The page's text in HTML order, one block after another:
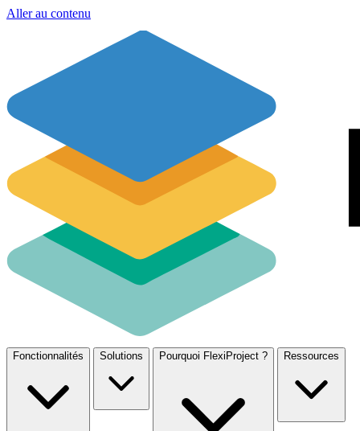
Aller au contenu
Fonctionnalités Solutions Pourquoi FlexiProject ? Ressources